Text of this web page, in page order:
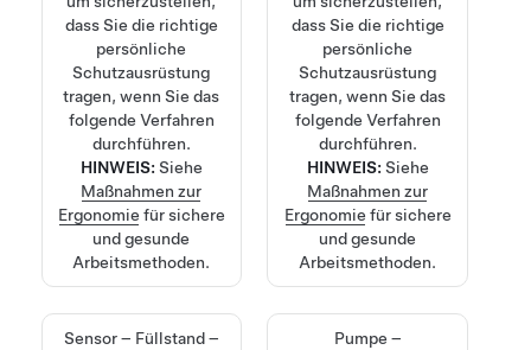
dass Sie die richtige
persönliche
Schutzausrüstung
tragen, wenn Sie das
folgende Verfahren
durchführen.
HINWEIS: Siehe
Maßnahmen zur
Ergonomie für sichere
und gesunde
Arbeitsmethoden.
dass Sie die richtige
persönliche
Schutzausrüstung
tragen, wenn Sie das
folgende Verfahren
durchführen.
HINWEIS: Siehe
Maßnahmen zur
Ergonomie für sichere
und gesunde
Arbeitsmethoden.
Sensor – Füllstand –
Pumpe –